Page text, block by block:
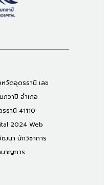
วัดอุดรธานี เลข
วาปี อำเภอ
ธานี 41110
2024 Web
นา นักวิชาการ
าญการ